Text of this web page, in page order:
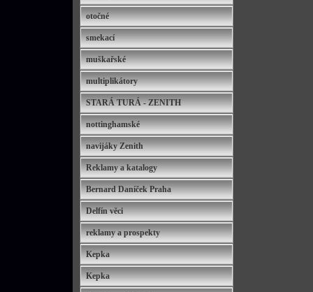
otočné
smekací
muškařské
multiplikátory
STARÁ TURÁ - ZENITH
nottinghamské
navijáky Zenith
Reklamy a katalogy
Bernard Daníček Praha
Delfín věci
reklamy a prospekty
Kepka
Kepka